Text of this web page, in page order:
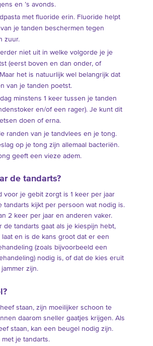
en ’s avonds.
met fluoride erin. Fluoride helpt
je tanden beschermen tegen
zuur.
niet uit in welke volgorde je je
(eerst boven en dan onder, of
het is natuurlijk wel belangrijk dat
van je tanden poetst.
minstens 1 keer tussen je tanden
en/of een rager). Je kunt dit
doen of erna.
randen van je tandvlees en je tong.
op je tong zijn allemaal bacteriën.
geeft een vieze adem.
de tandarts?
voor je gebit zorgt is 1 keer per jaar
tandarts kijkt per persoon wat nodig is.
2 keer per jaar en anderen vaker.
de tandarts gaat als je kiespijn hebt,
laat en is de kans groot dat er een
(zoals bijvoorbeeld een
nodig is, of dat de kies eruit
zijn.
staan, zijn moeilijker schoon te
daarom sneller gaatjes krijgen. Als
staan, kan een beugel nodig zijn.
met je tandarts.